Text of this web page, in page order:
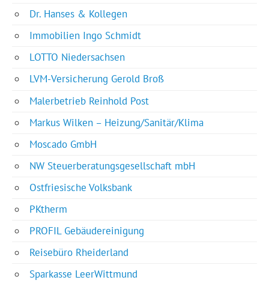
Dr. Hanses & Kollegen
Immobilien Ingo Schmidt
LOTTO Niedersachsen
LVM-Versicherung Gerold Broß
Malerbetrieb Reinhold Post
Markus Wilken – Heizung/Sanitär/Klima
Moscado GmbH
NW Steuerberatungsgesellschaft mbH
Ostfriesische Volksbank
PKtherm
PROFIL Gebäudereinigung
Reisebüro Rheiderland
Sparkasse LeerWittmund